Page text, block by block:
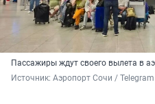
Пассажиры ждут своего вылета в
Источник: Аэропорт Сочи / Telegram